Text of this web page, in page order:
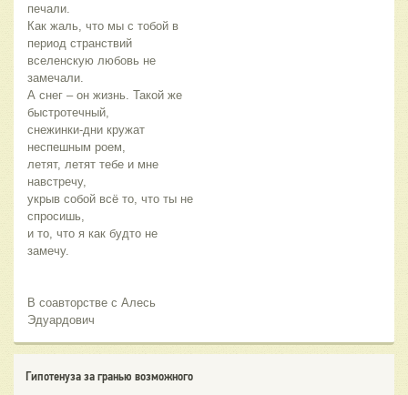
печали.
Как жаль, что мы с тобой в
период странствий
вселенскую любовь не
замечали.
А снег – он жизнь. Такой же
быстротечный,
снежинки-дни кружат
неспешным роем,
летят, летят тебе и мне
навстречу,
укрыв собой всё то, что ты не
спросишь,
и то, что я как будто не
замечу.
В соавторстве с Алесь
Эдуардович
Гипотенуза за гранью возможного